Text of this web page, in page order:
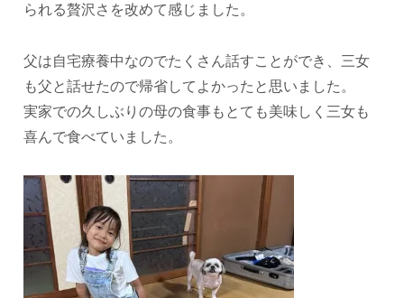
られる贅沢さを改めて感じました。
父は自宅療養中なのでたくさん話すことができ、三女
も父と話せたので帰省してよかったと思いました。
実家での久しぶりの母の食事もとても美味しく三女も
喜んで食べていました。